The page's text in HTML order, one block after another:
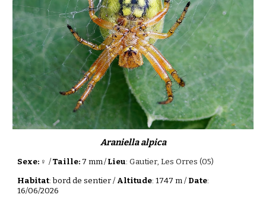
Araniella alpica
Sexe: ♀ /Taille: 7 mm/Lieu:Gautier, Les Orres (05)
Habitat:bord de sentier/ Altitude: 1747 m / Date:
16/06/2026